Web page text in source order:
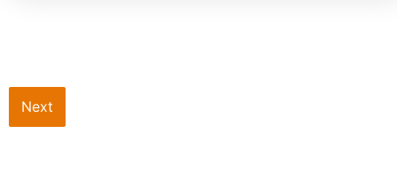
Next